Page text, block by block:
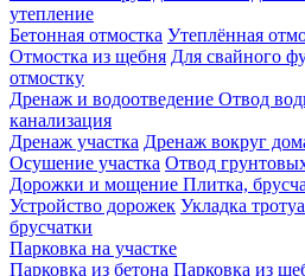
утепление
Бетонная отмостка Утеплённая
Отмостка из щебня Для свайного
отмостку
Дренаж и водоотведение Отвод
канализация
Дренаж участка Дренаж вокруг
Осушение участка Отвод
Дорожки и мощение Плитка,
Устройство дорожек Укладка
брусчатки
Парковка на участке
Парковка из бетона Парковка из